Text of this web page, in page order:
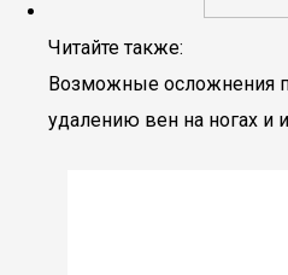
Читайте также:
Возможные осложнения
удалению вен на ногах и